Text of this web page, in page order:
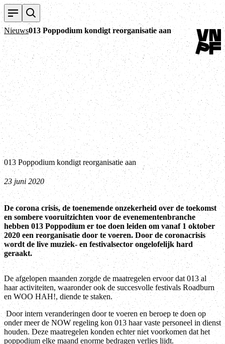
Nieuws013 Poppodium kondigt reorganisatie aan
Terug
013 Poppodium kondigt reorganisatie aan
23 juni 2020
De corona crisis, de toenemende onzekerheid over de toekomst
en sombere vooruitzichten voor de evenementenbranche
hebben 013 Poppodium er toe doen leiden om vanaf 1 oktober
2020 een reorganisatie door te voeren. Door de coronacrisis
wordt de live muziek- en festivalsector ongelofelijk hard
geraakt.
De afgelopen maanden zorgde de maatregelen ervoor dat 013 al
haar activiteiten, waaronder ook de succesvolle festivals Roadburn
en WOO HAH!, diende te staken.
Door intern veranderingen door te voeren en beroep te doen op
onder meer de NOW regeling kon 013 haar vaste personeel in dienst
houden. Deze maatregelen konden echter niet voorkomen dat het
poppodium elke maand enorme bedragen verlies lijdt.